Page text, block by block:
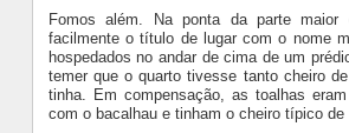
Fomos além. Na ponta da parte
facilmente o título de lugar com o nome
hospedados no andar de cima de um
temer que o quarto tivesse tanto cheiro
tinha. Em compensação, as toalhas
com o bacalhau e tinham o cheiro típico de